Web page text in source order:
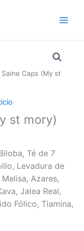
Caps (My st
st mory)
Té de 7
Levadura de
Azares,
Jalea Real,
Fólico, Tiamina,